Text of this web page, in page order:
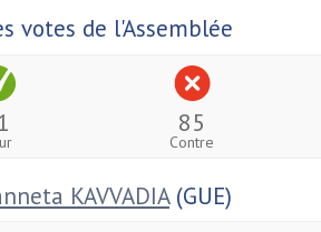
votes de l'Assemblée
85
Contre
KAVVADIA(GUE)